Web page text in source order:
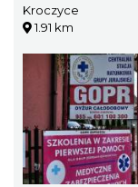
Kroczyce
1.91 km